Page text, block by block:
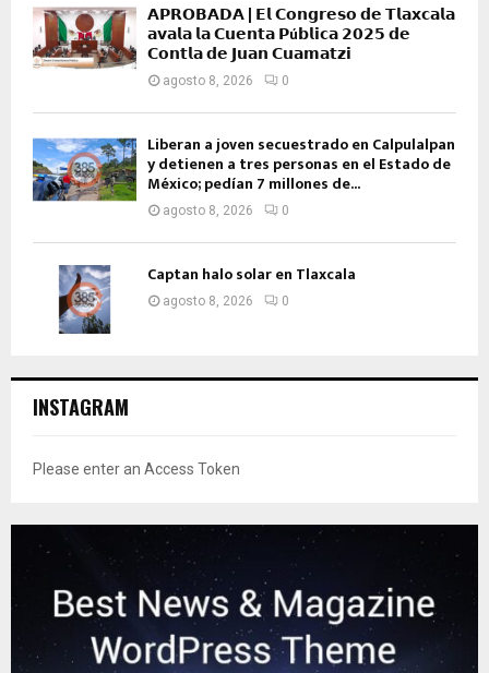
𝗔𝗣𝗥𝗢𝗕𝗔𝗗𝗔 | 𝗘𝗹 𝗖𝗼𝗻𝗴𝗿𝗲𝘀𝗼 𝗱𝗲 𝗧𝗹𝗮𝘅𝗰𝗮𝗹𝗮
𝗮𝘃𝗮𝗹𝗮 𝗹𝗮 𝗖𝘂𝗲𝗻𝘁𝗮 𝗣ú𝗯𝗹𝗶𝗰𝗮 𝟮𝟬𝟮𝟱 𝗱𝗲
𝗖𝗼𝗻𝘁𝗹𝗮 𝗱𝗲 𝗝𝘂𝗮𝗻 𝗖𝘂𝗮𝗺𝗮𝘁𝘇𝗶
agosto 8, 2026 0
Liberan a joven secuestrado en Calpulalpan
y detienen a tres personas en el Estado de
México; pedían 7 millones de...
agosto 8, 2026 0
Captan halo solar en Tlaxcala
agosto 8, 2026 0
INSTAGRAM
Please enter an Access Token